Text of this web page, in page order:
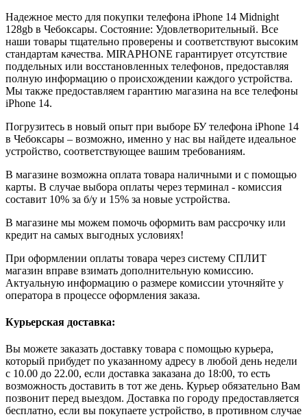
Надежное место для покупки телефона iPhone 14 Midnight
128gb в Чебоксары. Состояние: Удовлетворительный. Все
наши товары тщательно проверены и соответствуют высоким
стандартам качества. MIRAPHONE гарантирует отсутствие
поддельных или восстановленных телефонов, предоставляя
полную информацию о происхождении каждого устройства.
Мы также предоставляем гарантию магазина на все телефоны
iPhone 14.
Погрузитесь в новый опыт при выборе БУ телефона iPhone 14
в Чебоксары – возможно, именно у нас вы найдете идеальное
устройство, соответствующее вашим требованиям.
В магазине возможна оплата товара наличными и с помощью
карты. В случае выбора оплаты через терминал - комиссия
составит 10% за б/у и 15% за новые устройства.
В магазине мы можем помочь оформить вам рассрочку или
кредит на самых выгодных условиях!
При оформлении оплаты товара через систему СПЛИТ
магазин вправе взимать дополнительную комиссию.
Актуальную информацию о размере комиссии уточняйте у
оператора в процессе оформления заказа.
Курьерская доставка:
Вы можете заказать доставку товара с помощью курьера,
который прибудет по указанному адресу в любой день недели
с 10.00 до 22.00, если доставка заказана до 18:00, то есть
возможность доставить в тот же день. Курьер обязательно Вам
позвонит перед выездом. Доставка по городу предоставляется
бесплатно, если вы покупаете устройство, в противном случае